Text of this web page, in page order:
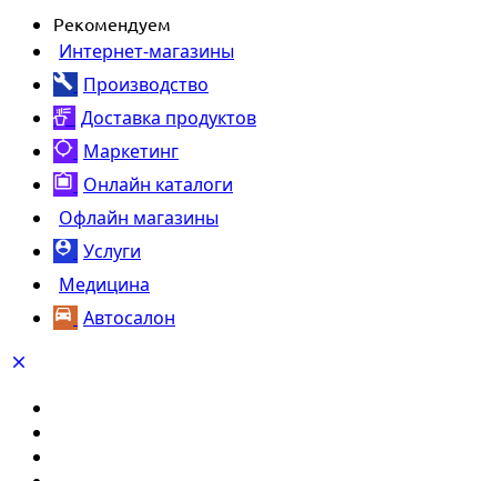
Рекомендуем
Интернет-магазины
Производство
Доставка продуктов
Маркетинг
Онлайн каталоги
Офлайн магазины
Услуги
Медицина
Автосалон